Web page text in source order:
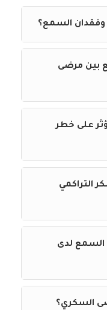
وفقدان السمع؟
بين مرضى
على خطر
التراكمي
السمع لدى
السكري؟